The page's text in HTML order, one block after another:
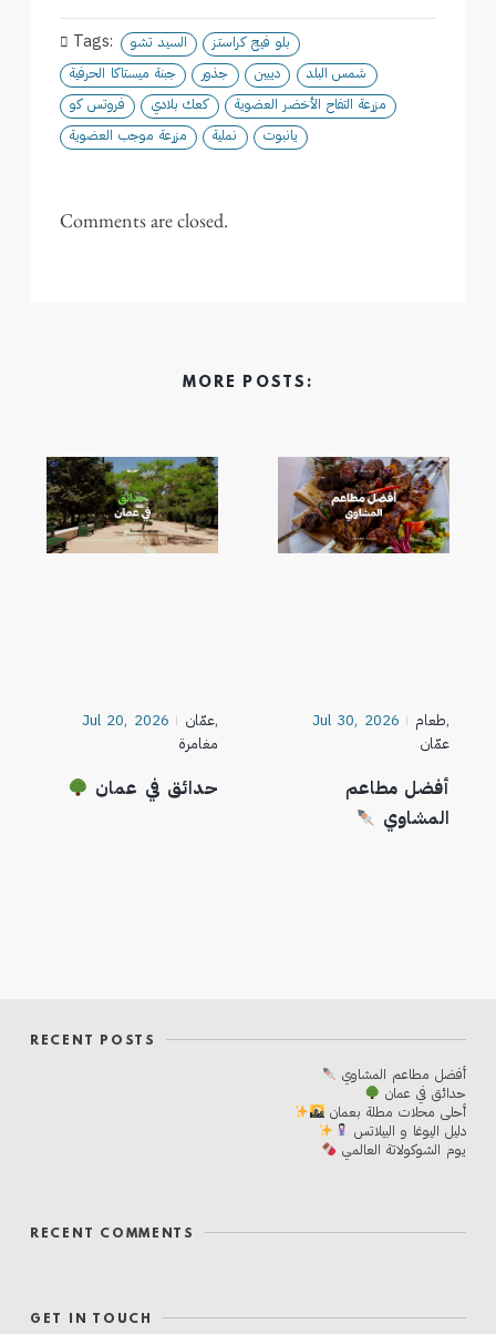
Tags: السيد تشو
بلو فيج كراستـز
جبنة ميستاكا الحرفية
جذور ديبين
شمس البلد
فروتس كو
كعك بلادي
مزرعة التفاح الأخضـر العضوية
مزرعة موجب العضوية
نملية يانبوت
Comments are closed.
MORE POSTS:
Jul 30, 2026 طعام,
عمّان
أفضل مطاعم
المشاوي
Jul 20, 2026 عمّان,
مغامرة
حدائق في عمان
RECENT POSTS
أفضل مطاعم المشاوي
حدائق في عمان
أحلی محلات مطلة بعمان
دليل اليوغا و البيلاتس
يوم الشوكولاتة العالمي
RECENT COMMENTS
GET IN TOUCH